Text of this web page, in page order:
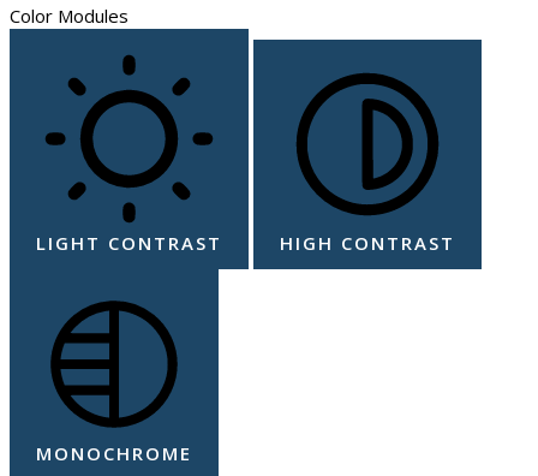
Color Modules
LIGHT CONTRAST HIGH CONTRAST
MONOCHROME